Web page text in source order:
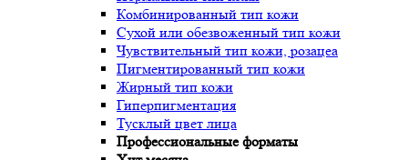
Комбинированный тип кожи
Сухой или обезвоженный тип кожи
Чувствительный тип кожи, розацеа
Пигментированный тип кожи
Жирный тип кожи
Гиперпигментация
Тусклый цвет лица
Профессиональные форматы